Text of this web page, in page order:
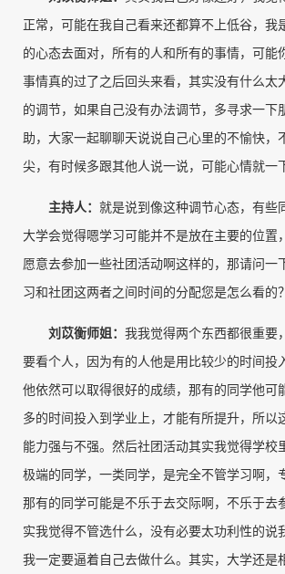
正常，可能在我自己看来还都算不上低谷，我
的心态去面对，所有的人和所有的事情，可能
事情真的过了之后回头来看，其实没有什么太
的调节，如果自己没有办法调节，多寻求一下
助，大家一起聊聊天说说自己心里的不愉快，
尖，有时候多跟其他人说一说，可能心情就一
主持人： 就是说到像这种调节心态，有些
大学会觉得嗯学习可能并不是放在主要的位置
愿意去参加一些社团活动啊这样的，那请问一
习和社团这两者之间时间的分配您是怎么看的？
刘苡衡师姐 ： 我我觉得两个东西都很重要
要看个人，因为有的人他是用比较少的时间投
他依然可以取得很好的成绩，那有的同学他可
多的时间投入到学业上，才能有所提升，所以
能力强与不强。然后社团活动其实我觉得学校
极端的同学，一类同学，是完全不管学习啊，
那有的同学可能是不乐于去交际啊，不乐于去
实我觉得不管选什么，没有必要太功利性的说
我一定要逼着自己去做什么。其实，大学还是